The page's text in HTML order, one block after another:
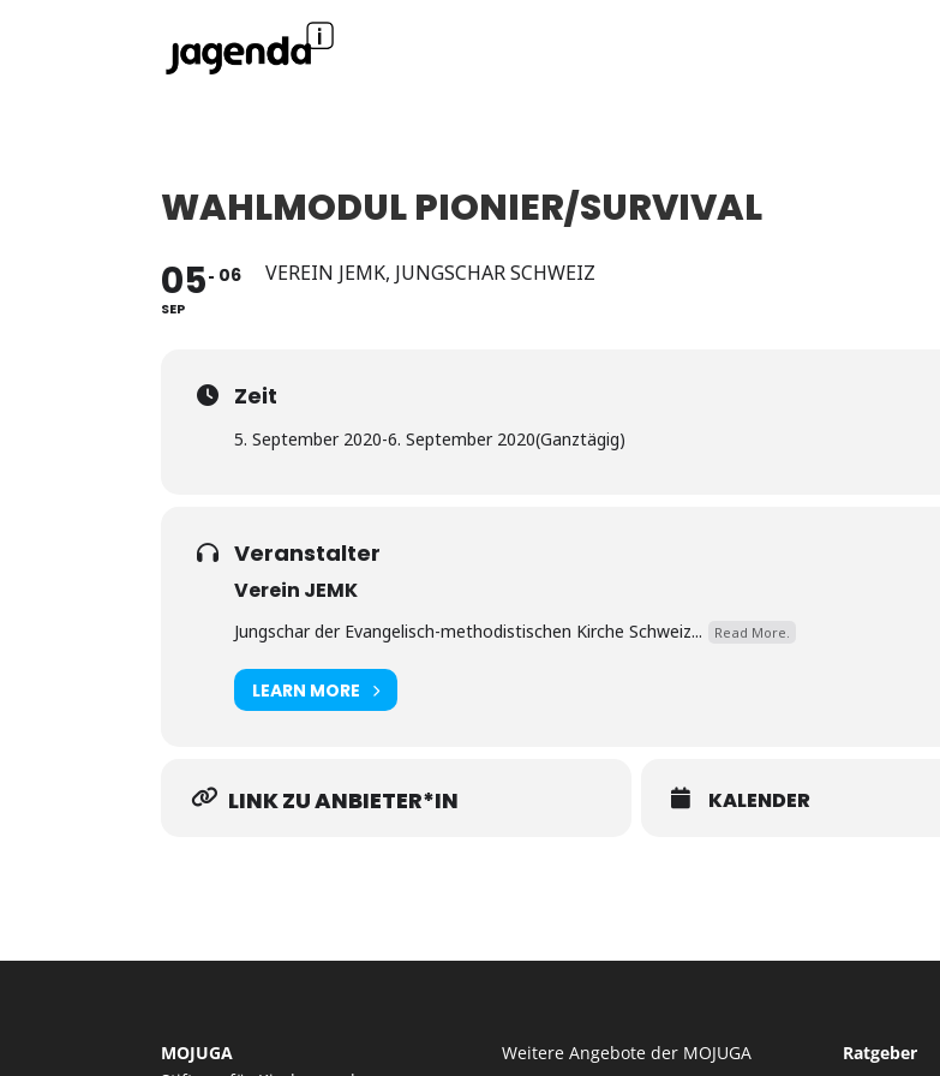
WAHLMODUL PIONIER/SURVIVAL
05
SEP
06 VEREIN JEMK, JUNGSCHAR SCHWEIZ
Zeit
5. September 2020-6. September 2020(Ganztägig)
Veranstalter
Verein JEMK
Jungschar der Evangelisch-methodistischen Kirche Schweiz... Read More.
LEARN MORE
LINK ZU ANBIETER*IN KALENDER
MOJUGA
Weitere Angebote der MOJUGA Ratgeber